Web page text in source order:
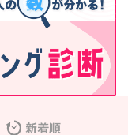
社員など
新着順